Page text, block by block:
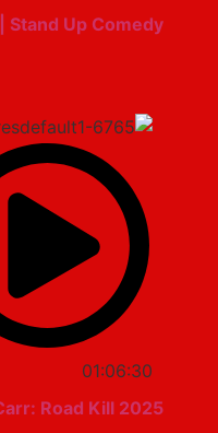
Stand Up Comedy
01:06:30
Road Kill 2025